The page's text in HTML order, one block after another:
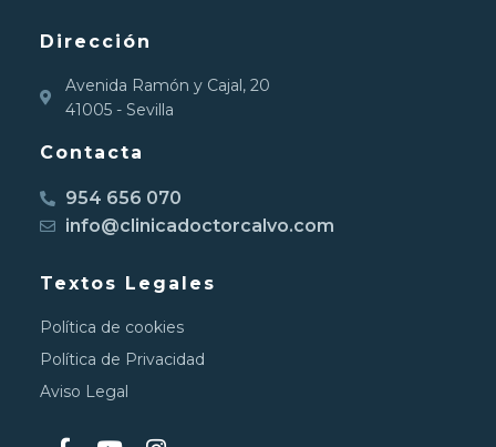
Dirección
Avenida Ramón y Cajal, 20
41005 - Sevilla
Contacta
954 656 070
info@clinicadoctorcalvo.com
Textos Legales
Política de cookies
Política de Privacidad
Aviso Legal